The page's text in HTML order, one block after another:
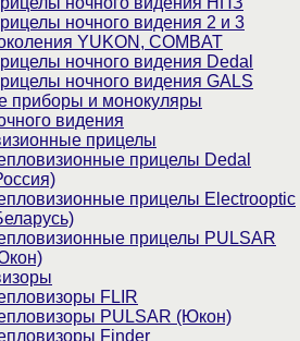
ночного видения 2 и 3
YUKON, COMBAT
ночного видения Dedal
ночного видения GALS
приборы и монокуляры
видения
прицелы
прицелы Dedal
прицелы Electrooptic
прицелы PULSAR
FLIR
PULSAR (Юкон)
Finder